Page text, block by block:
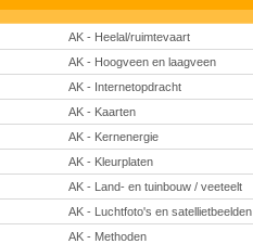
AK - Heelal/ruimtevaart
AK - Hoogveen en laagveen
AK - Internetopdracht
AK - Kaarten
AK - Kernenergie
AK - Kleurplaten
AK - Land- en tuinbouw / veeteelt
AK - Luchtfoto's en satellietbeelden
AK - Methoden